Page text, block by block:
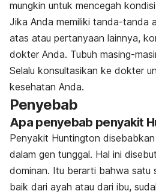
mungkin untuk mencegah
Jika Anda memiliki tanda-tanda
atas atau pertanyaan lainnya,
dokter Anda. Tubuh masing-
Selalu konsultasikan ke dokter
kesehatan Anda.
Penyebab
Apa penyebab penyakit
Penyakit Huntington
dalam gen tunggal. Hal ini
dominan. Itu berarti bahwa satu
baik dari ayah atau dari ibu,